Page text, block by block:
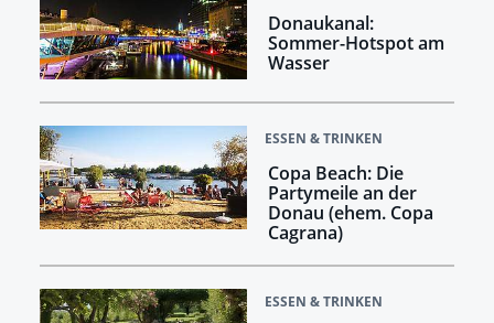
Donaukanal:
Sommer-Hotspot am
Wasser
ESSEN & TRINKEN
Copa Beach: Die
Partymeile an der
Donau (ehem. Copa
Cagrana)
ESSEN & TRINKEN